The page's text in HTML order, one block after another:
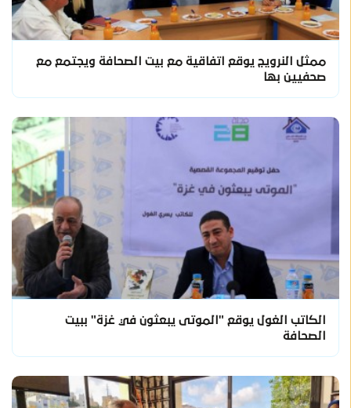
ممثل النرويج يوقع اتفاقية مع بيت الصحافة ويجتمع مع
صحفيين بها
الكاتب الغول يوقع "الموتى يبعثون في غزة" ببيت
الصحافة